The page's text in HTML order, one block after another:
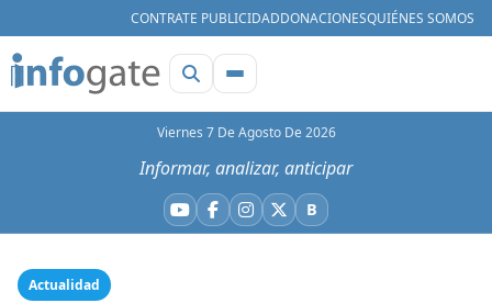
CONTRATE PUBLICIDADDONACIONESQUIÉNES SOMOS
Viernes 7 De Agosto De 2026
Informar, analizar, anticipar
YouTube
Facebook
Instagram
X BBluesky
Actualidad